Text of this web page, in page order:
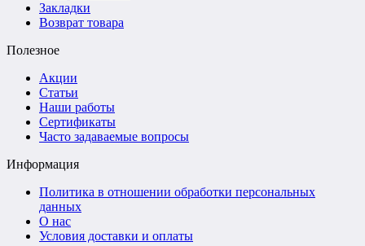
Закладки
Возврат товара
Полезное
Акции
Статьи
Наши работы
Сертификаты
Часто задаваемые вопросы
Информация
Политика в отношении обработки персональных
данных
О нас
Условия доставки и оплаты